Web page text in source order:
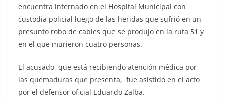
encuentra internado en el Hospital Municipal con
custodia policial luego de las heridas que sufrió en un
presunto robo de cables que se produjo en la ruta 51 y
en el que murieron cuatro personas.
El acusado, que está recibiendo atención médica por
las quemaduras que presenta, fue asistido en el acto
por el defensor oficial Eduardo Zalba.